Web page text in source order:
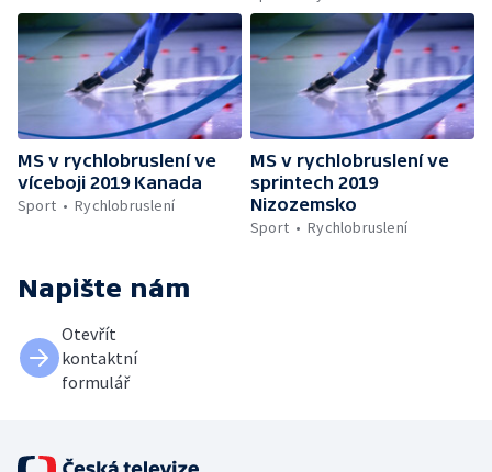
MS v rychlobruslení ve
víceboji 2019 Kanada
Sport
Rychlobruslení
MS v rychlobruslení ve
sprintech 2019
Nizozemsko
Sport
Rychlobruslení
Napište nám
Otevřít
kontaktní
formulář